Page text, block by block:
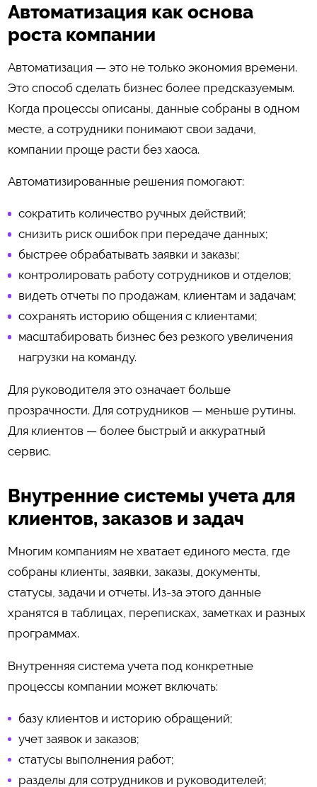
Автоматизация как основа
роста компании
Автоматизация — это не только экономия времени.
Это способ сделать бизнес более предсказуемым.
Когда процессы описаны, данные собраны в одном
месте, а сотрудники понимают свои задачи,
компании проще расти без хаоса.
Автоматизированные решения помогают:
сократить количество ручных действий;
снизить риск ошибок при передаче данных;
быстрее обрабатывать заявки и заказы;
контролировать работу сотрудников и отделов;
видеть отчеты по продажам, клиентам и задачам;
сохранять историю общения с клиентами;
масштабировать бизнес без резкого увеличения
нагрузки на команду.
Для руководителя это означает больше
прозрачности. Для сотрудников — меньше рутины.
Для клиентов — более быстрый и аккуратный
сервис.
Внутренние системы учета для
клиентов, заказов и задач
Многим компаниям не хватает единого места, где
собраны клиенты, заявки, заказы, документы,
статусы, задачи и отчеты. Из-за этого данные
хранятся в таблицах, переписках, заметках и разных
программах.
Внутренняя система учета под конкретные
процессы компании может включать:
базу клиентов и историю обращений;
учет заявок и заказов;
статусы выполнения работ;
разделы для сотрудников и руководителей;